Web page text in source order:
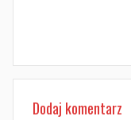
Dodaj komentarz